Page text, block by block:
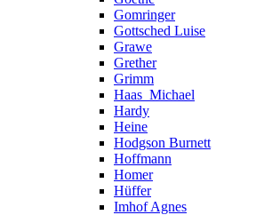
Gomringer
Gottsched Luise
Grawe
Grether
Grimm
Haas_Michael
Hardy
Heine
Hodgson Burnett
Hoffmann
Homer
Hüffer
Imhof Agnes